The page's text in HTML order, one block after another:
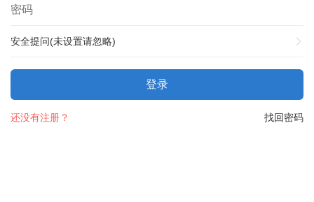
安全提问(未设置请忽略)
登录
找回密码
还没有注册？